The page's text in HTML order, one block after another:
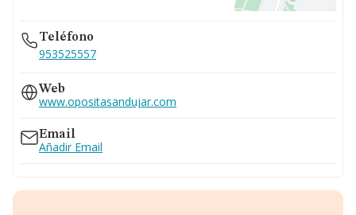
Teléfono
953525557
Web
www.opositasandujar.com
Email
Añadir Email